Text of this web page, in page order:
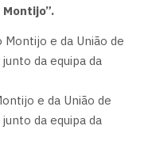
e da União de
da equipa da